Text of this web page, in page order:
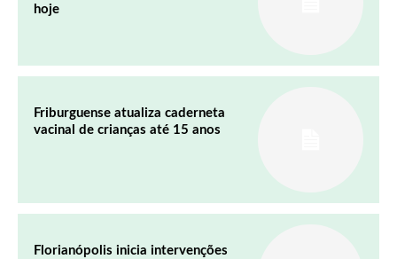
hoje
Friburguense atualiza caderneta
vacinal de crianças até 15 anos
Florianópolis inicia intervenções